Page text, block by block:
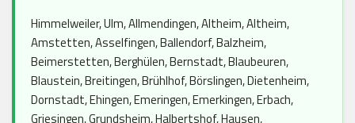
Himmelweiler, Ulm, Allmendingen, Altheim, Altheim,
Amstetten, Asselfingen, Ballendorf, Balzheim,
Beimerstetten, Berghülen, Bernstadt, Blaubeuren,
Blaustein, Breitingen, Brühlhof, Börslingen, Dietenheim,
Dornstadt, Ehingen, Emeringen, Emerkingen, Erbach,
Griesingen, Grundsheim, Halbertshof, Hausen,